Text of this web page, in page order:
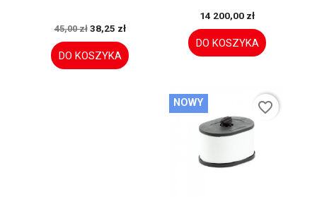
45,00 zł 38,25 zł
DO KOSZYKA
14 200,00 zł
DO KOSZYKA
NOWY favorite_border